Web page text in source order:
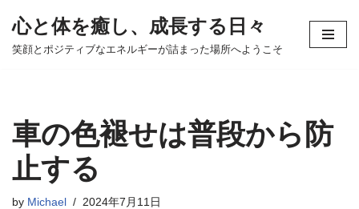
コ
ツ
へ
ス
キ
ッ
心と体を癒し、成長する日々
笑顔とポジティブなエネルギーが詰まった場所へようこそ
車の色褪せは普段から防
止する
by Michael 2024年7月11日